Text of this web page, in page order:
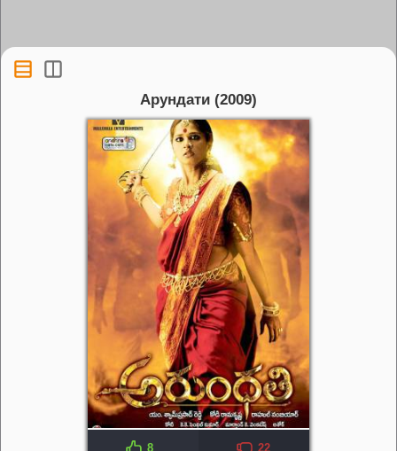
Арундати (2009)
8 22